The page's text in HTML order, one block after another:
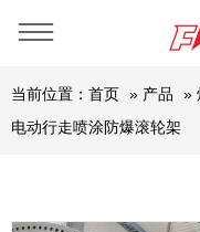
当前位置： 首页 » 产品 »
电动行走喷涂防爆滚轮架